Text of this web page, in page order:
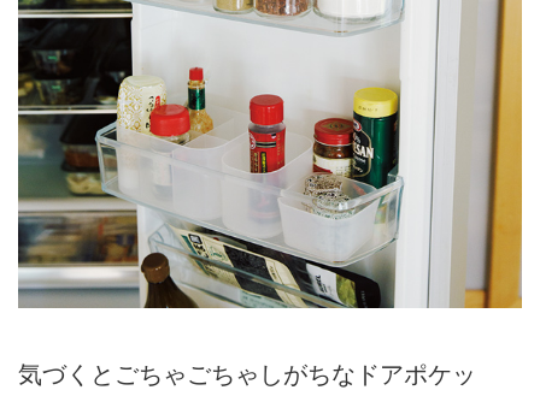
気づくとごちゃごちゃしがちなドアポケッ